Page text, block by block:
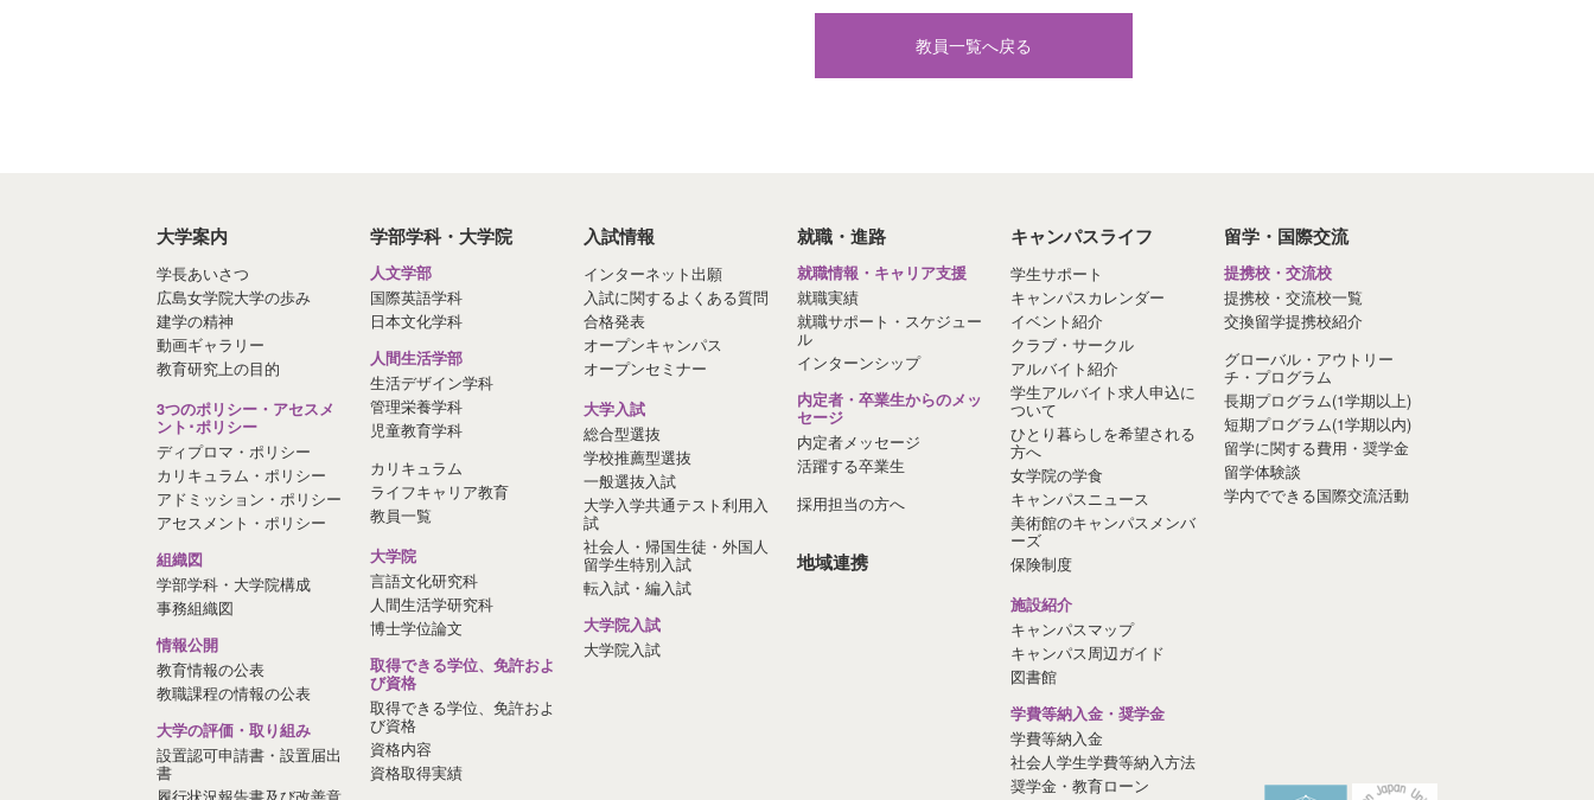
教員一覧へ戻る
大学案内
学長あいさつ
広島女学院大学の歩み
建学の精神
動画ギャラリー
教育研究上の目的
3つのポリシー・アセスメ
ント･ポリシー
ディプロマ・ポリシー
カリキュラム・ポリシー
アドミッション・ポリシー
アセスメント・ポリシー
組織図
学部学科・大学院構成
事務組織図
情報公開
教育情報の公表
教職課程の情報の公表
大学の評価・取り組み
設置認可申請書・設置届出
書
学部学科・大学院
人文学部
国際英語学科
日本文化学科
人間生活学部
生活デザイン学科
管理栄養学科
児童教育学科
カリキュラム
ライフキャリア教育
教員一覧
大学院
言語文化研究科
人間生活学研究科
博士学位論文
取得できる学位、免許およ
び資格
取得できる学位、免許およ
び資格
資格内容
資格取得実績
入試情報
インターネット出願
入試に関するよくある質問
合格発表
オープンキャンパス
オープンセミナー
大学入試
総合型選抜
学校推薦型選抜
一般選抜入試
大学入学共通テスト利用入
試
社会人・帰国生徒・外国人
留学生特別入試
転入試・編入試
大学院入試
大学院入試
就職・進路
就職情報・キャリア支援
就職実績
就職サポート・スケジュー
ル
インターンシップ
内定者・卒業生からのメッ
セージ
内定者メッセージ
活躍する卒業生
採用担当の方へ
地域連携
キャンパスライフ
学生サポート
キャンパスカレンダー
イベント紹介
クラブ・サークル
アルバイト紹介
学生アルバイト求人申込に
ついて
ひとり暮らしを希望される
方へ
女学院の学食
キャンパスニュース
美術館のキャンパスメンバ
ーズ
保険制度
施設紹介
キャンパスマップ
キャンパス周辺ガイド
図書館
学費等納入金・奨学金
学費等納入金
社会人学生学費等納入方法
奨学金・教育ローン
留学・国際交流
提携校・交流校
提携校・交流校一覧
交換留学提携校紹介
グローバル・アウトリー
チ・プログラム
長期プログラム(1学期以上)
短期プログラム(1学期以内)
留学に関する費用・奨学金
留学体験談
学内でできる国際交流活動